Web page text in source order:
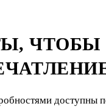
ЧТОБЫ
доступны